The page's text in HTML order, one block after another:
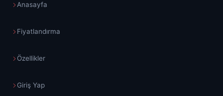
Anasayfa
Fiyatlandırma
Özellikler
Giriş Yap